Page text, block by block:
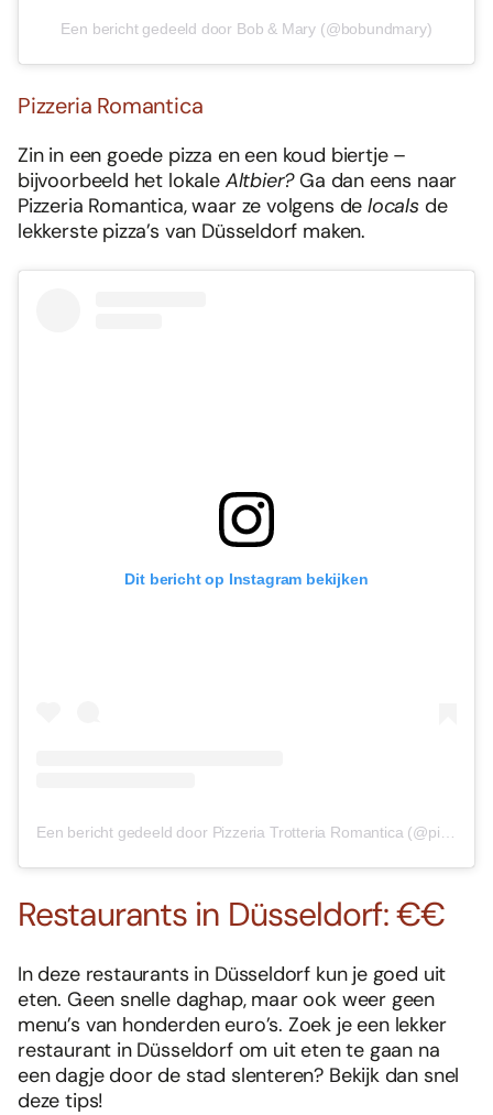
Een bericht gedeeld door Bob & Mary (@bobundmary)
Pizzeria Romantica
Zin in een goede pizza en een koud biertje –
bijvoorbeeld het lokale Altbier?Ga dan eens naar
Pizzeria Romantica, waar ze volgens de locals de
lekkerste pizza’s van Düsseldorf maken.
Dit bericht op Instagram bekijken
Restaurants in Düsseldorf: €€
In deze restaurants in Düsseldorf kun je goed uit
eten. Geen snelle daghap, maar ook weer geen
menu’s van honderden euro’s. Zoek je een lekker
restaurant in Düsseldorf om uit eten te gaan na
een dagje door de stad slenteren? Bekijk dan snel
deze tips!